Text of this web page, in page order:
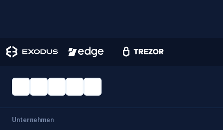
Unternehmen